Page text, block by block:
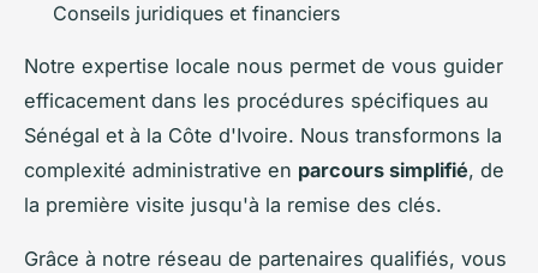
Conseils juridiques et financiers
Notre expertise locale nous permet de vous guider
efficacement dans les procédures spécifiques au
Sénégal et à la Côte d'Ivoire. Nous transformons la
complexité administrative en parcours simplifié, de
la première visite jusqu'à la remise des clés.
Grâce à notre réseau de partenaires qualifiés, vous